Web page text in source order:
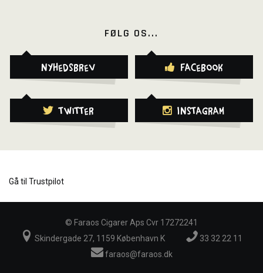
FØLG OS...
Nyhedsbrev Facebook
Twitter Instagram
Gå til Trustpilot
© Faraos Cigarer Aps Cvr 17272241
Skindergade 27, 1159 København K
33 32 22 11
faraos@faraos.dk